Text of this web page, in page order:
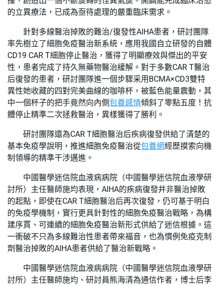
的立異療法，已成為亟待處理的嚴重臨床需求。
針對多線醫治掉敗的難治/復發性AIHA患者，研討團隊
率先樹立了細胞免疫醫治新系統，應用我國自立研發的自體
CD19 CAR T細胞停止醫治，獲得了明顯療效與傑出的平安
性，患者完成了持久無藥物醫治緩解。對于多數CAR T醫治
后復發的患者，研討團隊進一個步驟采用BCMA×CD3雙特
異性她收藏的四對完美曲線的咖啡杯，被藍色能量震動，其
中一個杯子的把手竟然向內側包養感情傾斜了零點五度！抗
體停止精準二次拯救醫治，異樣獲得了勝利。
研討團隊還為CAR T細胞醫治后疾病復發供給了清楚的
基本免疫學說明，推進細胞免疫醫治從包養網經歷摸索向機
制領導的精準干涉邁進。
中國醫學迷信院血液病病院（中國醫學迷信院血液學研
討所）主任醫師施均表現，AIHA的疾病復發并非醫治掉敗
的起點，即使在CAR T細胞醫治后再次復發，仍可基于明白
的免疫學機制，實行更具針對性的細胞免疫醫治戰略，為構
建序貫、可連續的細胞免疫醫治新形式供給了迷信根據。這
一衝破不只為多線難治性患者帶來福音，也為慣例免疫克制
劑醫治掉敗的AIHA患者供給了醫治新戰略。
中國醫學迷信院血液病病院（中國醫學迷信院血液學研
討所）主任醫師施均、研討員熊海清為通信作者，博士后李